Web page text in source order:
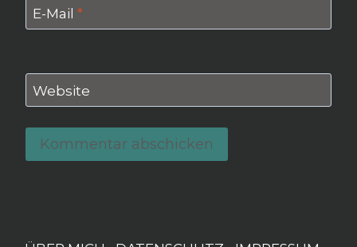
E-Mail *
Website